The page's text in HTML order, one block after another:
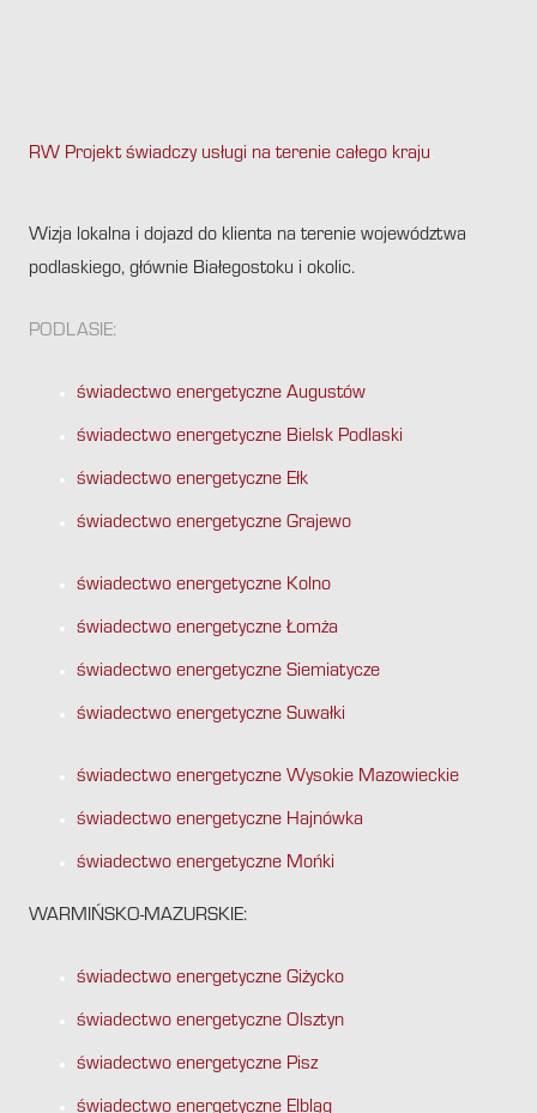
RW Projekt świadczy usługi na terenie całego kraju
Wizja lokalna i dojazd do klienta na terenie województwa
podlaskiego, głównie Białegostoku i okolic.
PODLASIE:
świadectwo energetyczne Augustów
świadectwo energetyczne Bielsk Podlaski
świadectwo energetyczne Ełk
świadectwo energetyczne Grajewo
świadectwo energetyczne Kolno
świadectwo energetyczne Łomża
świadectwo energetyczne Siemiatycze
świadectwo energetyczne Suwałki
świadectwo energetyczne Wysokie Mazowieckie
świadectwo energetyczne Hajnówka
świadectwo energetyczne Mońki
WARMIŃSKO-MAZURSKIE:
świadectwo energetyczne Giżycko
świadectwo energetyczne Olsztyn
świadectwo energetyczne Pisz
świadectwo energetyczne Elbląg